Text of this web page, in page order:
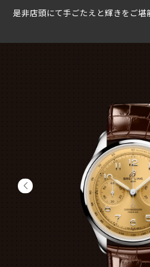
是非店頭にて手ごたえと輝きをご堪